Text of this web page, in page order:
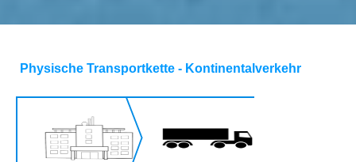
Physische Transportkette - Kontinentalverkehr